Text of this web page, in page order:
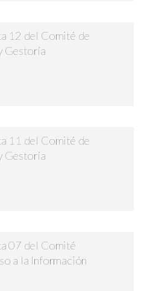
12 del Comité de
Gestoría
11 del Comité de
Gestoría
07 del Comité
a la Información